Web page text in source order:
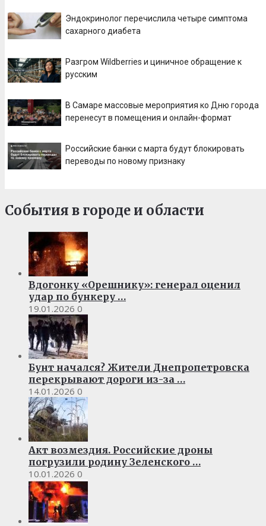
Эндокринолог перечислила четыре симптома
сахарного диабета
Разгром Wildberries и циничное обращение к
русским
В Самаре массовые мероприятия ко Дню города
перенесут в помещения и онлайн-формат
Российские банки с марта будут блокировать
переводы по новому признаку
События в городе и области
Вдогонку «Орешнику»: генерал оценил
удар по бункеру …
19.01.2026 0
Бунт начался? Жители Днепропетровска
перекрывают дороги из-за …
14.01.2026 0
Акт возмездия. Российские дроны
погрузили родину Зеленского …
10.01.2026 0